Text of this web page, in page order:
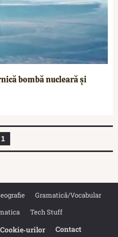
bombă nucleară și
1
Gramatică/Vocabular
Tech Stuff
Contact